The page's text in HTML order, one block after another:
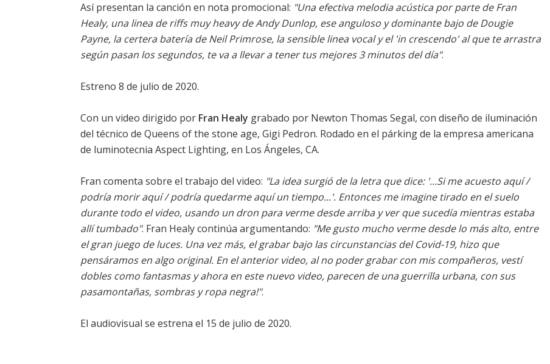
Así presentan la canción en nota promocional: "Una efectiva melodia acústica por parte de Fran
Healy, una linea de riffs muy heavy de Andy Dunlop, ese anguloso y dominante bajo de Dougie
Payne, la certera batería de Neil Primrose, la sensible linea vocal y el 'in crescendo' al que te arrastra
según pasan los segundos, te va a llevar a tener tus mejores 3 minutos del día".
Estreno 8 de julio de 2020.
Con un video dirigido por Fran Healy grabado por Newton Thomas Segal, con diseño de iluminación
del técnico de Queens of the stone age, Gigi Pedron. Rodado en el párking de la empresa americana
de luminotecnia Aspect Lighting, en Los Ángeles, CA.
Fran comenta sobre el trabajo del video: "La idea surgió de la letra que dice: '...Si me acuesto aquí /
podría morir aquí / podría quedarme aquí un tiempo...'. Entonces me imagine tirado en el suelo
durante todo el video, usando un dron para verme desde arriba y ver que sucedía mientras estaba
allí tumbado". Fran Healy continúa argumentando: "Me gusto mucho verme desde lo más alto, entre
el gran juego de luces. Una vez más, el grabar bajo las circunstancias del Covid-19, hizo que
pensáramos en algo original. En el anterior video, al no poder grabar con mis compañeros, vestí
dobles como fantasmas y ahora en este nuevo video, parecen de una guerrilla urbana, con sus
pasamontañas, sombras y ropa negra!".
El audiovisual se estrena el 15 de julio de 2020.